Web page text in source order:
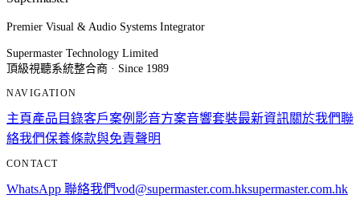
Premier Visual & Audio Systems Integrator
Supermaster Technology Limited
頂級視聽系統整合商 · Since 1989
NAVIGATION
主頁產品目錄客戶案例 影音方案音響套裝最新資訊關於我們聯
絡我們保養條款與免責聲明
CONTACT
WhatsApp 聯絡我們vod@supermaster.com.hksupermaster.com.hk